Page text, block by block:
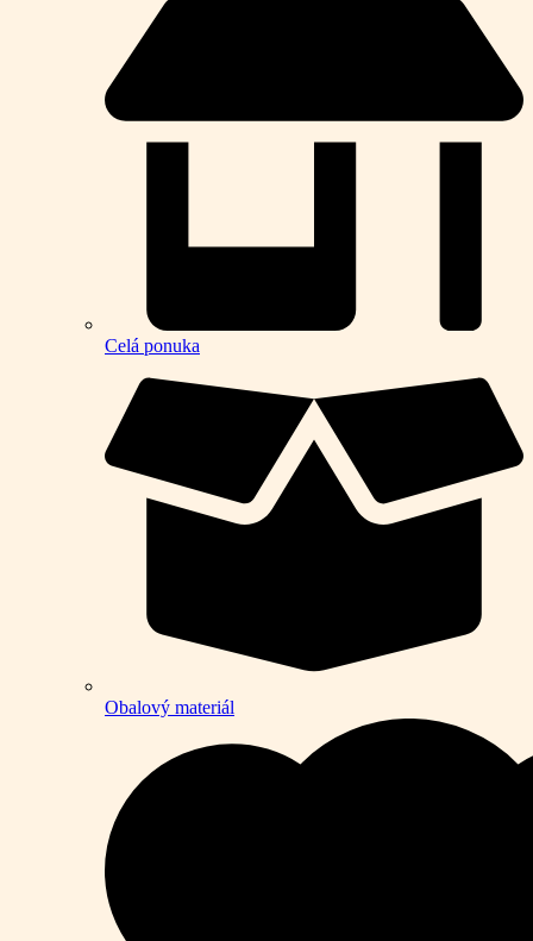
Celá ponuka
Obalový materiál